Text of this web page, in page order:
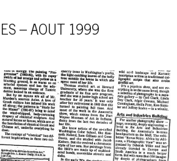
– AOUT 1999